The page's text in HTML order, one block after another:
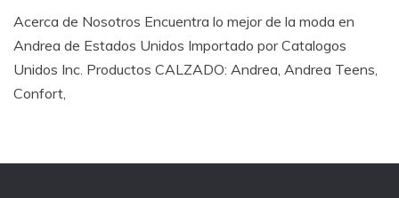
Acerca de Nosotros Encuentra lo mejor de la moda en
Andrea de Estados Unidos Importado por Catalogos
Unidos Inc. Productos CALZADO: Andrea, Andrea Teens,
Confort,